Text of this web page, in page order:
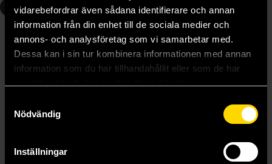
vidarebefordrar även sådana identifierare och annan
information från din enhet till de sociala medier och
annons- och analysföretag som vi samarbetar med.
Dessa kan i sin tur kombinera informationen med annan
information som du har tillhandahållit eller som de har
Nödvändig
Inställningar
5